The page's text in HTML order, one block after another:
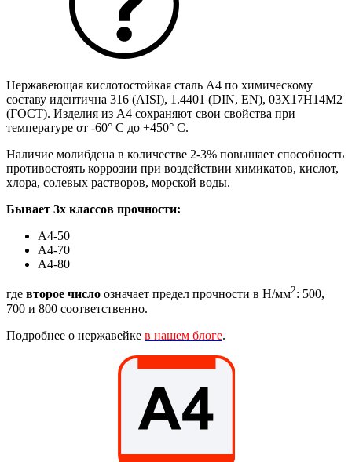
Нержавеющая кислотостойкая сталь A4 по химическому
составу идентична 316 (AISI), 1.4401 (DIN, EN), 03Х17Н14М2
(ГОСТ). Изделия из А4 сохраняют свои свойства при
температуре от -60° C до +450° C.
Наличие молибдена в количестве 2-3% повышает способность
противостоять коррозии при воздействии химикатов, кислот,
хлора, солевых растворов, морской воды.
Бывает 3х классов прочности:
А4-50
А4-70
А4-80
где второе число означает предел прочности в Н/мм2: 500,
700 и 800 соответственно.
Подробнее о нержавейке в нашем блоге.